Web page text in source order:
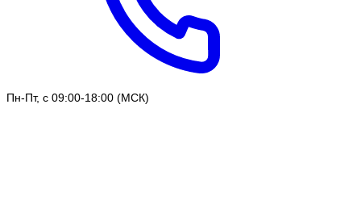
Пн-Пт, с 09:00-18:00 (МСК)